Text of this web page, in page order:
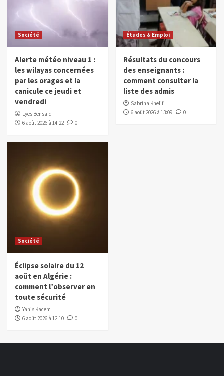
Société
Alerte météo niveau 1 :
les wilayas concernées
par les orages et la
canicule ce jeudi et
vendredi
Lyes Bensaïd
6 août 2026 à 14:22
0
Études & Emploi
Résultats du concours
des enseignants :
comment consulter la
liste des admis
Sabrina Khelifi
6 août 2026 à 13:09
0
Société
Éclipse solaire du 12
août en Algérie :
comment l’observer en
toute sécurité
Yanis Kacem
6 août 2026 à 12:10
0